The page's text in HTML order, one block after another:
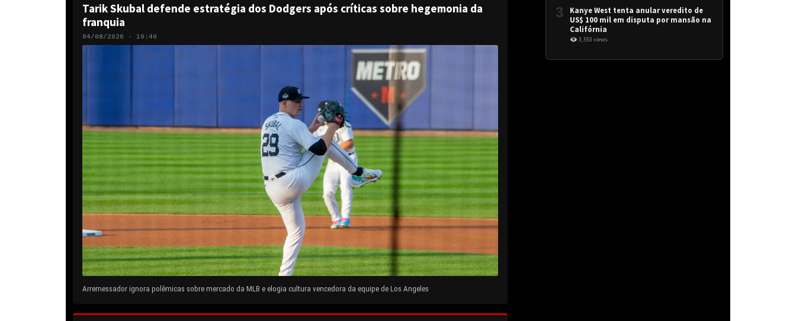
Tarik Skubal defende estratégia dos Dodgers após críticas sobre hegemonia da
franquia
04/08/2026 · 10:40
Arremessador ignora polêmicas sobre mercado da MLB e elogia cultura vencedora da equipe de Los Angeles
3
Kanye West tenta anular veredito de
US$ 100 mil em disputa por mansão na
Califórnia
👁 3,553 views